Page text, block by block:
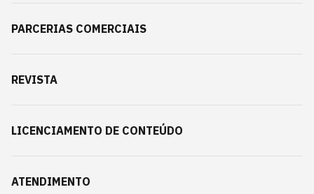
PARCERIAS COMERCIAIS
REVISTA
LICENCIAMENTO DE CONTEÚDO
ATENDIMENTO